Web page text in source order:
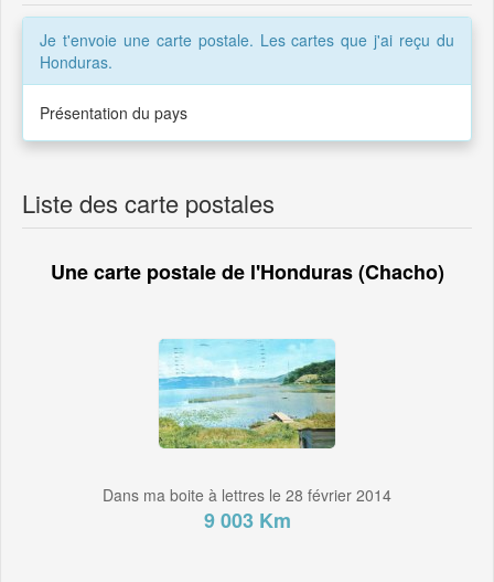
Je t'envoie une carte postale. Les cartes que j'ai reçu du
Honduras.
Présentation du pays
Liste des carte postales
Une carte postale de l'Honduras (Chacho)
Dans ma boite à lettres le 28 février 2014
9 003 Km